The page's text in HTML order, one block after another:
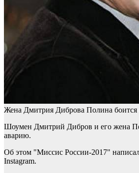
Жена Дмитрия Диброва Полина боится
Шоумен Дмитрий Дибров и его жена
аварию.
Об этом "Миссис России-2017"
Instagram.